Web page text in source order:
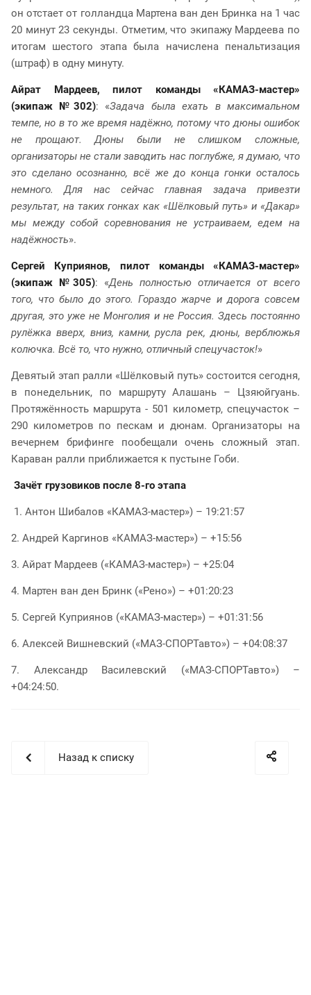
он отстает от голландца Мартена ван ден Бринка на 1 час
20 минут 23 секунды. Отметим, что экипажу Мардеева по
итогам шестого этапа была начислена пенальтизация
(штраф) в одну минуту.
Айрат Мардеев, пилот команды «КАМАЗ-мастер»
(экипаж №302): «Задача была ехать в максимальном
темпе, но в то же время надёжно, потому что дюны ошибок
не прощают. Дюны были не слишком сложные,
организаторы не стали заводить нас поглубже, я думаю, что
это сделано осознанно, всё же до конца гонки осталось
немного. Для нас сейчас главная задача привезти
результат, на таких гонках как «Шёлковый путь» и «Дакар»
мы между собой соревнования не устраиваем, едем на
надёжность».
Сергей Куприянов, пилот команды «КАМАЗ-мастер»
(экипаж №305): «День полностью отличается от всего
того, что было до этого. Гораздо жарче и дорога совсем
другая, это уже не Монголия и не Россия. Здесь постоянно
рулёжка вверх, вниз, камни, русла рек, дюны, верблюжья
колючка. Всё то, что нужно, отличный спецучасток!»
Девятый этап ралли «Шёлковый путь» состоится сегодня,
в понедельник, по маршруту Алашань – Цзяюйгуань.
Протяжённость маршрута - 501 километр, спецучасток –
290 километров по пескам и дюнам. Организаторы на
вечернем брифинге пообещали очень сложный этап.
Караван ралли приближается к пустыне Гоби.
Зачёт грузовиков после 8-го этапа
1. Антон Шибалов «КАМАЗ-мастер») – 19:21:57
2. Андрей Каргинов «КАМАЗ-мастер») – +15:56
3. Айрат Мардеев («КАМАЗ-мастер») – +25:04
4. Мартен ван ден Бринк («Рено») – +01:20:23
5. Сергей Куприянов («КАМАЗ-мастер») – +01:31:56
6. Алексей Вишневский («МАЗ-СПОРТавто») – +04:08:37
7. Александр Василевский («МАЗ-СПОРТавто») –
+04:24:50.
Назад к списку